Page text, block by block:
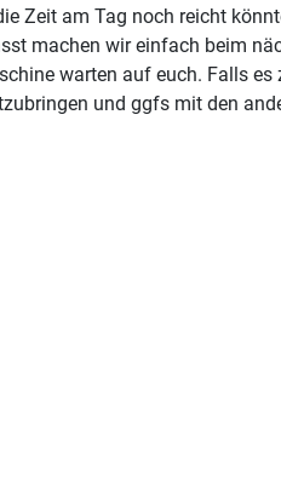
Zeit am Tag noch reicht
machen wir einfach beim
warten auf euch. Falls
und ggfs mit den